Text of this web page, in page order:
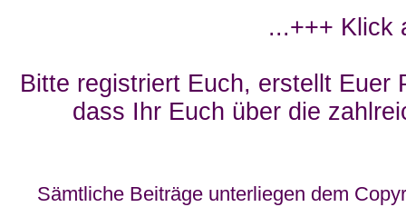
...+++ Klick
Bitte registriert Euch, erstellt Euer
dass Ihr Euch über die
Sämtliche Beiträge unterliegen dem